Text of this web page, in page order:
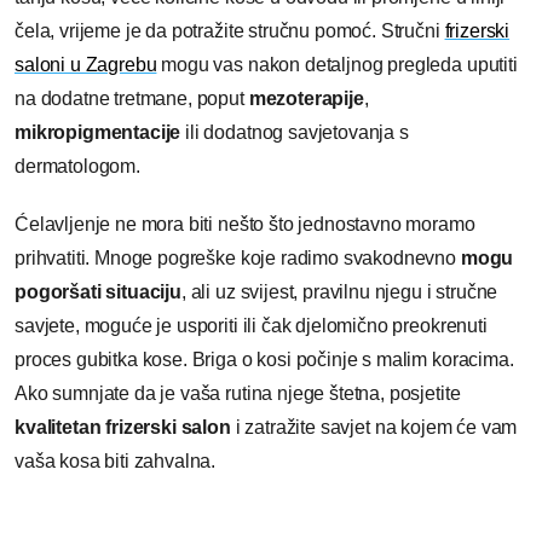
čela, vrijeme je da potražite stručnu pomoć. Stručni frizerski
saloni u Zagrebu mogu vas nakon detaljnog pregleda uputiti
na dodatne tretmane, poput mezoterapije,
mikropigmentacije ili dodatnog savjetovanja s
dermatologom.
Ćelavljenje ne mora biti nešto što jednostavno moramo
prihvatiti. Mnoge pogreške koje radimo svakodnevno mogu
pogoršati situaciju, ali uz svijest, pravilnu njegu i stručne
savjete, moguće je usporiti ili čak djelomično preokrenuti
proces gubitka kose. Briga o kosi počinje s malim koracima.
Ako sumnjate da je vaša rutina njege štetna, posjetite
kvalitetan frizerski salon i zatražite savjet na kojem će vam
vaša kosa biti zahvalna.